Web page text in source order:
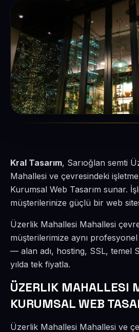
Kral Tasarım, Sarıoğlan semti
Mahallesi ve çevresindeki
Kurumsal Web Tasarım sunar.
müşterilerinize güçlü bir web
Üzerlik Mahallesi Mahallesi
müşterilerimize aynı
— alan adı, hosting, SSL, temel
yılda tek fiyatla.
ÜZERLIK MAHALLESI
KURUMSAL WEB
Üzerlik Mahallesi Mahallesi ve